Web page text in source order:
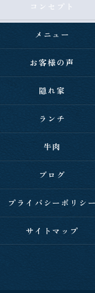
コンセプト
メニュー
お客様の声
隠れ家
ランチ
牛肉
ブログ
プライバシーポリシ
サイトマップ